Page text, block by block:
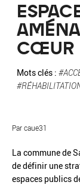
TYPE DE
MATÉRIAUX
AUTRES
CŒUR
Mots clés :
Par caue31
La commune de
de définir une
espaces publics